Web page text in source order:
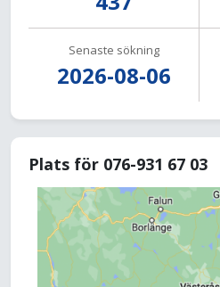
Senaste sökning
2026-08-06
Plats för 076-931 67 03